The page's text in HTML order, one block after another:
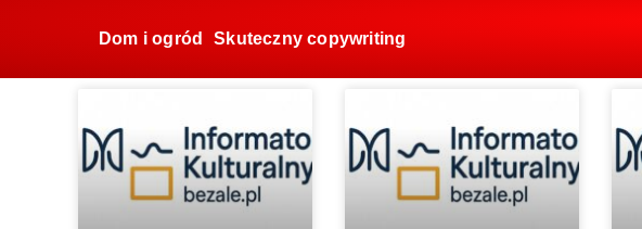
Dom i ogród Skuteczny copywriting